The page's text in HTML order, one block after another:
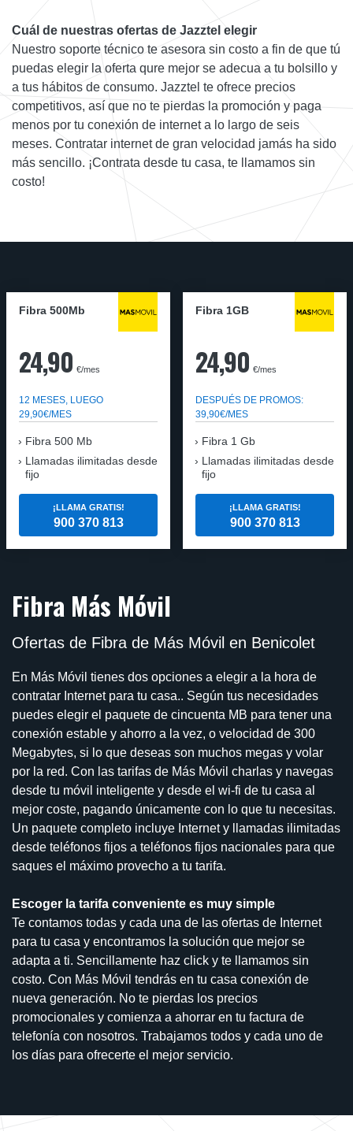
Cuál de nuestras ofertas de Jazztel elegir
Nuestro soporte técnico te asesora sin costo a fin de que tú
puedas elegir la oferta qure mejor se adecua a tu bolsillo y
a tus hábitos de consumo. Jazztel te ofrece precios
competitivos, así que no te pierdas la promoción y paga
menos por tu conexión de internet a lo largo de seis
meses. Contratar internet de gran velocidad jamás ha sido
más sencillo. ¡Contrata desde tu casa, te llamamos sin
costo!
Fibra 500Mb
24,90 €/mes
12 MESES, LUEGO
29,90€/MES
Fibra 500 Mb
Llamadas ilimitadas desde
fijo
¡LLAMA GRATIS!
900 370 813
Fibra 1GB
24,90 €/mes
DESPUÉS DE PROMOS:
39,90€/MES
Fibra 1 Gb
Llamadas ilimitadas desde
fijo
¡LLAMA GRATIS!
900 370 813
Fibra Más Móvil
Ofertas de Fibra de Más Móvil en Benicolet
En Más Móvil tienes dos opciones a elegir a la hora de
contratar Internet para tu casa.. Según tus necesidades
puedes elegir el paquete de cincuenta MB para tener una
conexión estable y ahorro a la vez, o velocidad de 300
Megabytes, si lo que deseas son muchos megas y volar
por la red. Con las tarifas de Más Móvil charlas y navegas
desde tu móvil inteligente y desde el wi-fi de tu casa al
mejor coste, pagando únicamente con lo que tu necesitas.
Un paquete completo incluye Internet y llamadas ilimitadas
desde teléfonos fijos a teléfonos fijos nacionales para que
saques el máximo provecho a tu tarifa.
Escoger la tarifa conveniente es muy simple
Te contamos todas y cada una de las ofertas de Internet
para tu casa y encontramos la solución que mejor se
adapta a ti. Sencillamente haz click y te llamamos sin
costo. Con Más Móvil tendrás en tu casa conexión de
nueva generación. No te pierdas los precios
promocionales y comienza a ahorrar en tu factura de
telefonía con nosotros. Trabajamos todos y cada uno de
los días para ofrecerte el mejor servicio.